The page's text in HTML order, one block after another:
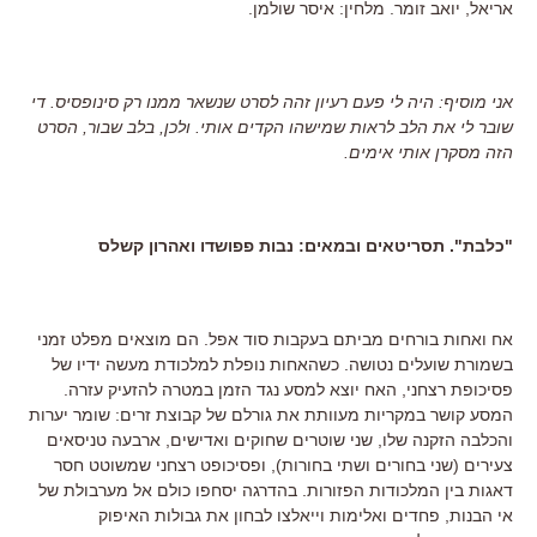
אריאל, יואב זומר. מלחין: איסר שולמן.
אני מוסיף: היה לי פעם רעיון זהה לסרט שנשאר ממנו רק סינופסיס. די
שובר לי את הלב לראות שמישהו הקדים אותי. ולכן, בלב שבור, הסרט
הזה מסקרן אותי אימים.
"כלבת". תסריטאים ובמאים: נבות פפושדו ואהרון קשלס
אח ואחות בורחים מביתם בעקבות סוד אפל. הם מוצאים מפלט זמני
בשמורת שועלים נטושה. כשהאחות נופלת למלכודת מעשה ידיו של
פסיכופת רצחני, האח יוצא למסע נגד הזמן במטרה להזעיק עזרה.
המסע קושר במקריות מעוותת את גורלם של קבוצת זרים: שומר יערות
והכלבה הזקנה שלו, שני שוטרים שחוקים ואדישים, ארבעה טניסאים
צעירים (שני בחורים ושתי בחורות), ופסיכופט רצחני שמשוטט חסר
דאגות בין המלכודות הפזורות. בהדרגה יסחפו כולם אל מערבולת של
אי הבנות, פחדים ואלימות וייאלצו לבחון את גבולות האיפוק